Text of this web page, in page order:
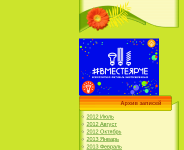
Архив записей
2012 Июль
2012 Август
2012 Октябрь
2013 Январь
2013 Февраль